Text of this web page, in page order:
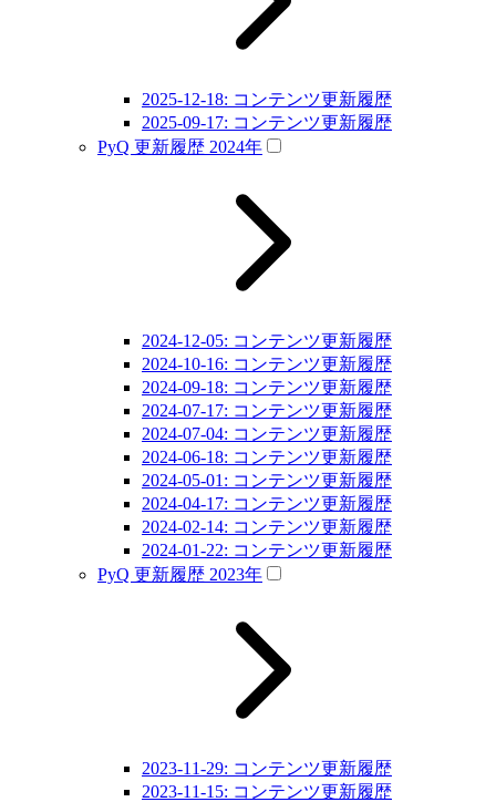
2025-12-18: コンテンツ更新履歴
2025-09-17: コンテンツ更新履歴
PyQ 更新履歴 2024年
2024-12-05: コンテンツ更新履歴
2024-10-16: コンテンツ更新履歴
2024-09-18: コンテンツ更新履歴
2024-07-17: コンテンツ更新履歴
2024-07-04: コンテンツ更新履歴
2024-06-18: コンテンツ更新履歴
2024-05-01: コンテンツ更新履歴
2024-04-17: コンテンツ更新履歴
2024-02-14: コンテンツ更新履歴
2024-01-22: コンテンツ更新履歴
PyQ 更新履歴 2023年
2023-11-29: コンテンツ更新履歴
2023-11-15: コンテンツ更新履歴